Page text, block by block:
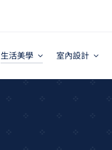
生活美學 室內設計